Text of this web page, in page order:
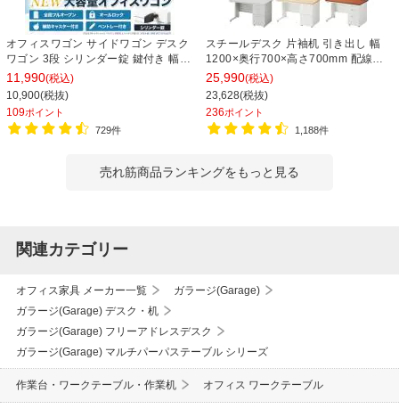
オフィスワゴン サイドワゴン デスク
ワゴン 3段 シリンダー錠 鍵付き 幅
390×奥行510×高さ600mm【ホワイ
ト・ブラック】
11,990(税込)
10,900(税抜)
109ポイント
729件
スチールデスク 片袖机 引き出し 幅
1200×奥行700×高さ700mm 配線穴
事務机 ビジネスデスク
25,990(税込)
23,628(税抜)
236ポイント
1,188件
売れ筋商品ランキングをもっと見る
関連カテゴリー
オフィス家具 メーカー一覧
ガラージ(Garage)
ガラージ(Garage) デスク・机
ガラージ(Garage) フリーアドレスデスク
ガラージ(Garage) マルチパーパステーブル シリーズ
作業台・ワークテーブル・作業机 オフィス ワークテーブル